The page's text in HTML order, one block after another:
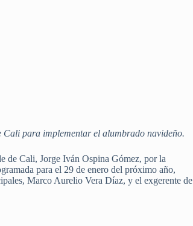
para implementar el alumbrado navideño.
de Cali, Jorge Iván Ospina Gómez, por la
para el 29 de enero del próximo año,
Marco Aurelio Vera Díaz, y el exgerente de